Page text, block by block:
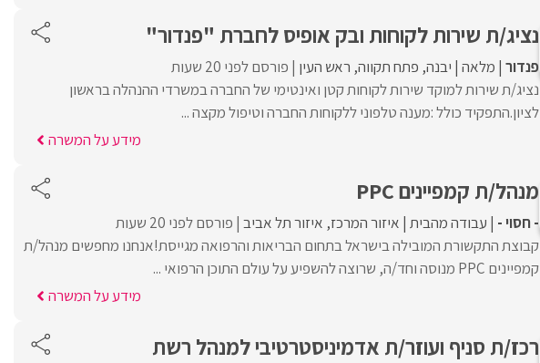
נציג/ת שירות לקוחות ובק אופיס לחברת "פנדור"
פנדור מלאה יבנה פתח תקווה ראש העין פורסם לפני 20 שעות
נציג/ת שירות למוקד שירות לקוחות קטן ואינטימי של החברה במשרדי ההנהלה בראשון
לציון.התפקיד כולל :מענה טלפוני ללקוחות החברה וטיפול מקצה ...
מידע על המשרה
מנהל/ת קמפיינים PPC
- חסוי - עבודה מהבית איזור המרכז איזור תל אביב פורסם לפני 20 שעות
קבוצת התקשורת המובילה בישראל בתחום הבריאות והרפואה מגייסת!אנחנו מחפשים מנהל/ת
קמפיינים PPC מנוסה וחד/ה, שרוצה להשפיע על עולם התוכן הרפואי ...
מידע על המשרה
רכז/ת סניף ועוזר/ת אדמיניסטרטיבי למנהל רש‎ת